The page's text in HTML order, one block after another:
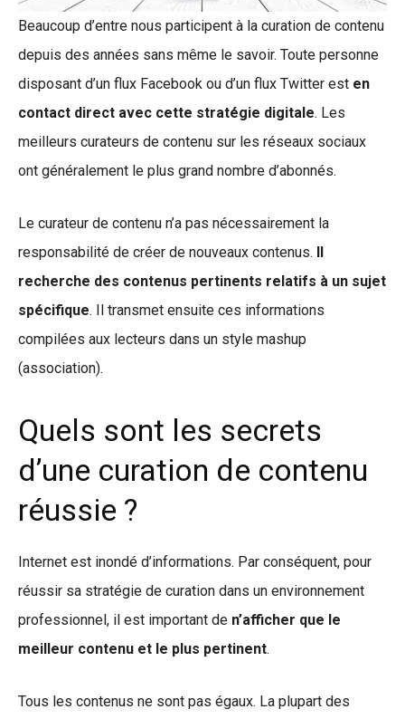
Beaucoup d’entre nous participent à la curation de contenu
depuis des années sans même le savoir. Toute personne
disposant d’un flux Facebook ou d’un flux Twitter est en
contact direct avec cette stratégie digitale. Les
meilleurs curateurs de contenu sur les réseaux sociaux
ont généralement le plus grand nombre d’abonnés.
Le curateur de contenu n’a pas nécessairement la
responsabilité de créer de nouveaux contenus. Il
recherche des contenus pertinents relatifs à un sujet
spécifique. Il transmet ensuite ces informations
compilées aux lecteurs dans un style mashup
(association).
Quels sont les secrets
d’une curation de contenu
réussie ?
Internet est inondé d’informations. Par conséquent, pour
réussir sa stratégie de curation dans un environnement
professionnel, il est important de n’afficher que le
meilleur contenu et le plus pertinent.
Tous les contenus ne sont pas égaux. La plupart des